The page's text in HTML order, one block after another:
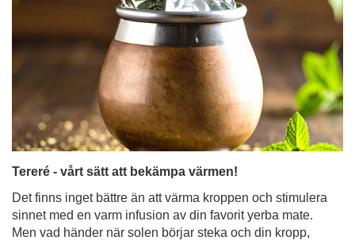
Tereré - vårt sätt att bekämpa värmen!
Det finns inget bättre än att värma kroppen och stimulera
sinnet med en varm infusion av din favorit yerba mate.
Men vad händer när solen börjar steka och din kropp,
utmattad av värmen, längtar efter energigivande
förfriskningar? För mate-älskare finns det bara ett svar: